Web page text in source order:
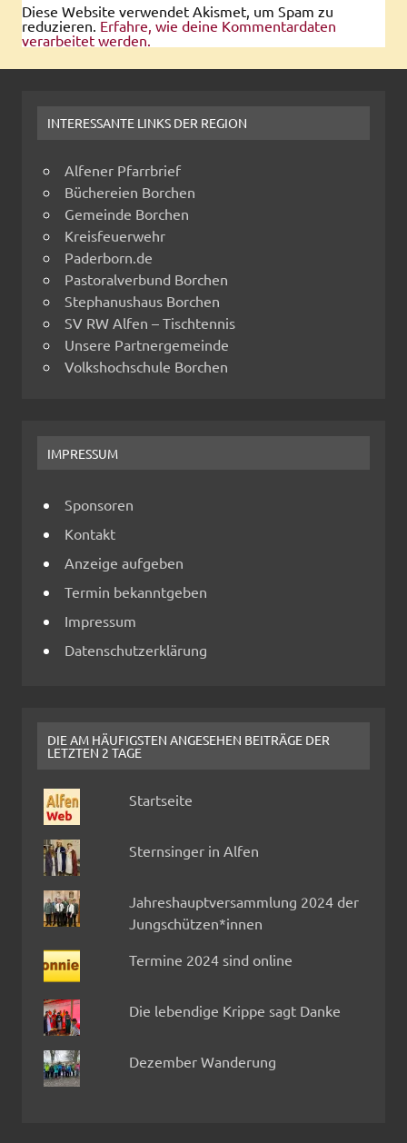
Diese Website verwendet Akismet, um Spam zu
reduzieren. Erfahre, wie deine Kommentardaten
verarbeitet werden.
INTERESSANTE LINKS DER REGION
Alfener Pfarrbrief
Büchereien Borchen
Gemeinde Borchen
Kreisfeuerwehr
Paderborn.de
Pastoralverbund Borchen
Stephanushaus Borchen
SV RW Alfen – Tischtennis
Unsere Partnergemeinde
Volkshochschule Borchen
IMPRESSUM
Sponsoren
Kontakt
Anzeige aufgeben
Termin bekanntgeben
Impressum
Datenschutzerklärung
DIE AM HÄUFIGSTEN ANGESEHEN BEITRÄGE DER
LETZTEN 2 TAGE
Startseite
Sternsinger in Alfen
Jahreshauptversammlung 2024 der
Jungschützen*innen
Termine 2024 sind online
Die lebendige Krippe sagt Danke
Dezember Wanderung